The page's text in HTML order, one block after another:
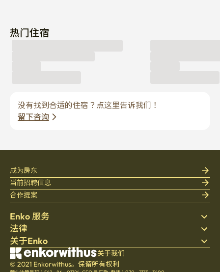
热门住宿
没有找到合适的住宿？点这里告诉我们！
留下咨询
Enko 服务
搜索房源
床上用品
博客
帮助中心
法律
隐私政策
服务条款
取消与退款政策
关于Enko
公司介绍
招聘
成为房东
当前招聘信息
合作提案
关于我们
© 2021 Enkorwithus。保留所有权利